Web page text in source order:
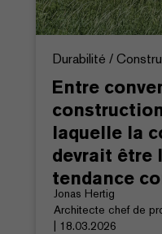
Durabilité /
Entre
laquelle la
devrait être
tendance
Jonas Hertig
Architecte chef de
| 18.03.2026